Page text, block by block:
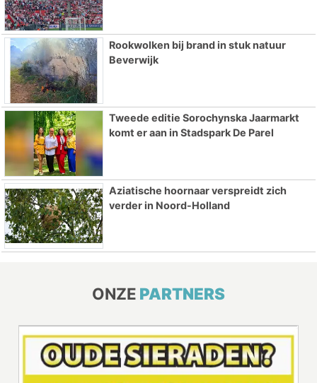
Rookwolken bij brand in stuk natuur
Beverwijk
Tweede editie Sorochynska Jaarmarkt
komt er aan in Stadspark De Parel
Aziatische hoornaar verspreidt zich
verder in Noord-Holland
ONZE PARTNERS